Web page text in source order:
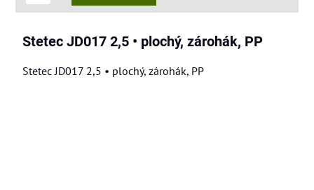
Stetec JD017 2,5 • plochý, zárohák, PP
Stetec JD017 2,5 • plochý, zárohák, PP